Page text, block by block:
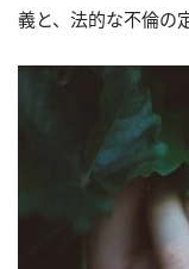
義と、法的な不倫の